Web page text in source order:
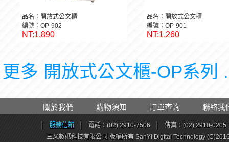
品名：開放式公文櫃
編號：OP-902
NT:1,890
品名：開放式公文櫃
編號：OP-901
NT:1,260
更多 開放式公文櫃-OP系列
關於我們 購物須知 訂單查詢 聯絡我
服務信箱 電話：(02) 2910-7506
傳真：(02) 2910-0205
三乂數碼科技有限公司 版權所有 SanYi Digital Technology